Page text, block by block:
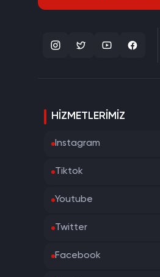
HIZMETLERIMIZ
Instagram
Tiktok
Youtube
Twitter
Facebook